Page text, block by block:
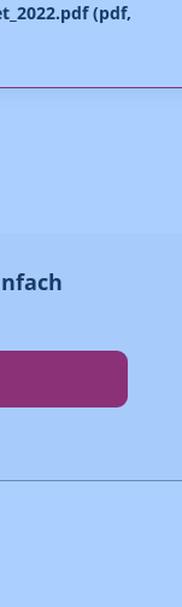
(pdf,